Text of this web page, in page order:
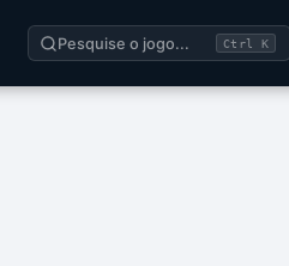
Pesquise o jogo... Ctrl K